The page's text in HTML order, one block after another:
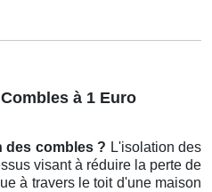
à 1 Euro
des combles ? L'isolation des
visant à réduire la perte de
à travers le toit d'une maison